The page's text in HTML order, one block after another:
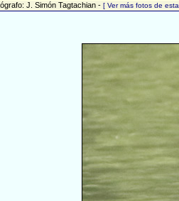
J. Simón Tagtachian - [ Ver más fotos de